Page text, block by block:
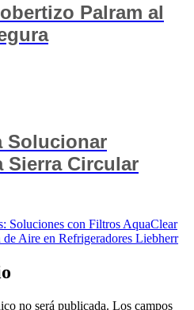
Palram al
Solucionar
Sierra Circular
Soluciones con Filtros AquaClear
Aire en Refrigeradores Liebherr
no será publicada. Los campos